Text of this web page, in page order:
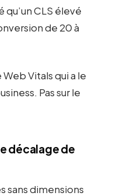
CLS élevé
de 20 à
Vitals qui a le
Pas sur le
décalage de
sans dimensions